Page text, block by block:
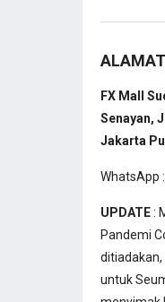
FX Mall
Senayan,
Jakarta
WhatsApp
UPDATE:
Pandemi
ditiadakan,
untuk